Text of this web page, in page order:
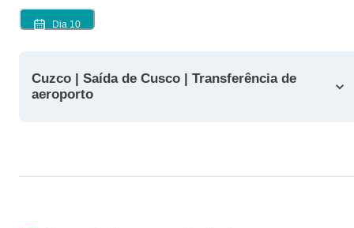
Dia 10
Cuzco | Saída de Cusco | Transferência de
aeroporto